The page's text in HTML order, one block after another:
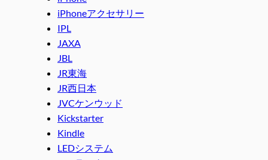
iPhoneアクセサリー
IPL
JAXA
JBL
JR東海
JR西日本
JVCケンウッド
Kickstarter
Kindle
LEDシステム